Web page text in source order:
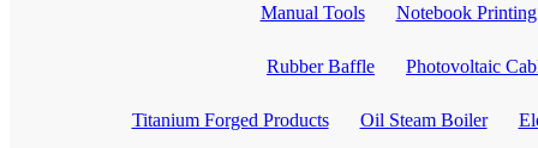
Manual Tools Notebook Printing
Rubber Baffle Photovoltaic
Titanium Forged Products Oil Steam Boiler